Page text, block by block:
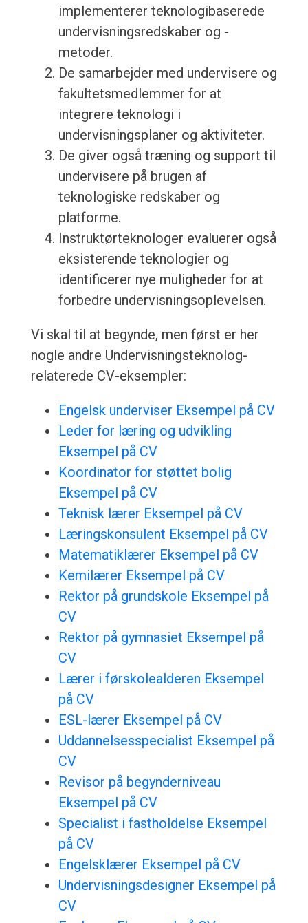
implementerer teknologibaserede
undervisningsredskaber og -
metoder.
De samarbejder med undervisere og
fakultetsmedlemmer for at
integrere teknologi i
undervisningsplaner og aktiviteter.
De giver også træning og support til
undervisere på brugen af
teknologiske redskaber og
platforme.
Instruktørteknologer evaluerer også
eksisterende teknologier og
identificerer nye muligheder for at
forbedre undervisningsoplevelsen.
Vi skal til at begynde, men først er her
nogle andre Undervisningsteknolog-
relaterede CV-eksempler:
Engelsk underviser Eksempel på CV
Leder for læring og udvikling
Eksempel på CV
Koordinator for støttet bolig
Eksempel på CV
Teknisk lærer Eksempel på CV
Læringskonsulent Eksempel på CV
Matematiklærer Eksempel på CV
Kemilærer Eksempel på CV
Rektor på grundskole Eksempel på
CV
Rektor på gymnasiet Eksempel på
CV
Lærer i førskolealderen Eksempel
på CV
ESL-lærer Eksempel på CV
Uddannelsesspecialist Eksempel på
CV
Revisor på begynderniveau
Eksempel på CV
Specialist i fastholdelse Eksempel
på CV
Engelsklærer Eksempel på CV
Undervisningsdesigner Eksempel på
CV